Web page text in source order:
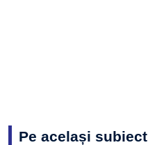
Pe același subiect